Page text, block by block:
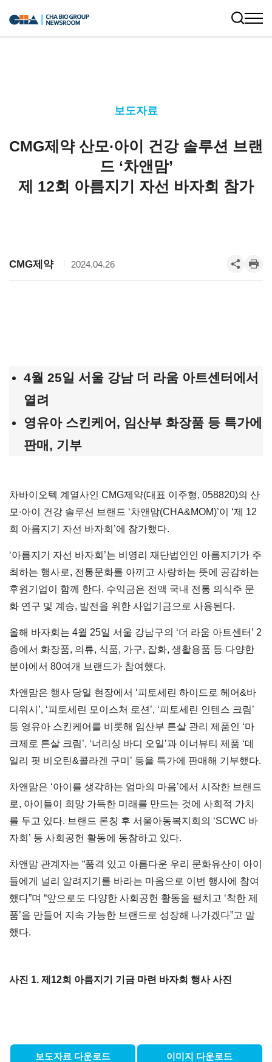
보도자료
CMG제약 산모∙아이 건강 솔루션 브랜
드 ‘차앤맘’
제 12회 아름지기 자선 바자회 참가
CMG제약 2024.04.26
4월 25일 서울 강남 더 라움 아트센터에서
열려
영유아 스킨케어, 임산부 화장품 등 특가에
판매, 기부
차바이오텍 계열사인 CMG제약(대표 이주형, 058820)의 산
모∙아이 건강 솔루션 브랜드 ‘차앤맘(CHA&MOM)’이 ‘제 12
회 아름지기 자선 바자회’에 참가했다.
‘아름지기 자선 바자회’는 비영리 재단법인인 아름지기가 주
최하는 행사로, 전통문화를 아끼고 사랑하는 뜻에 공감하는
후원기업이 함께 한다. 수익금은 전액 국내 전통 의식주 문
화 연구 및 계승, 발전을 위한 사업기금으로 사용된다.
올해 바자회는 4월 25일 서울 강남구의 ‘더 라움 아트센터’ 2
층에서 화장품, 의류, 식품, 가구, 잡화, 생활용품 등 다양한
분야에서 80여개 브랜드가 참여했다.
차앤맘은 행사 당일 현장에서 ‘피토세린 하이드로 헤어&바
디워시’, ‘피토세린 모이스처 로션’, ‘피토세린 인텐스 크림’
등 영유아 스킨케어를 비롯해 임산부 튼살 관리 제품인 ‘마
크제로 튼살 크림’, ‘너리싱 바디 오일’과 이너뷰티 제품 ‘데
일리 핏 비오틴&콜라겐 구미’ 등을 특가에 판매해 기부했다.
차앤맘은 ‘아이를 생각하는 엄마의 마음’에서 시작한 브랜드
로, 아이들이 희망 가득한 미래를 만드는 것에 사회적 가치
를 두고 있다. 브랜드 론칭 후 서울아동복지회의 ‘SCWC 바
자회’ 등 사회공헌 활동에 동참하고 있다.
차앤맘 관계자는 “품격 있고 아름다운 우리 문화유산이 아이
들에게 널리 알려지기를 바라는 마음으로 이번 행사에 참여
했다”며 “앞으로도 다양한 사회공헌 활동을 펼치고 ‘착한 제
품’을 만들어 지속 가능한 브랜드로 성장해 나가겠다”고 말
했다.
사진 1. 제12회 아름지기 기금 마련 바자회 행사 사진
보도자료 다운로드 이미지 다운로드